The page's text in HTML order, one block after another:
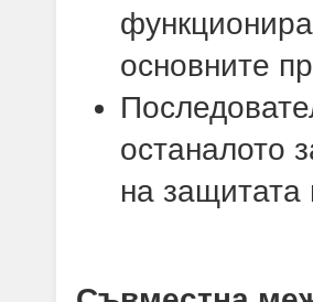
основните
останалото
на защитата